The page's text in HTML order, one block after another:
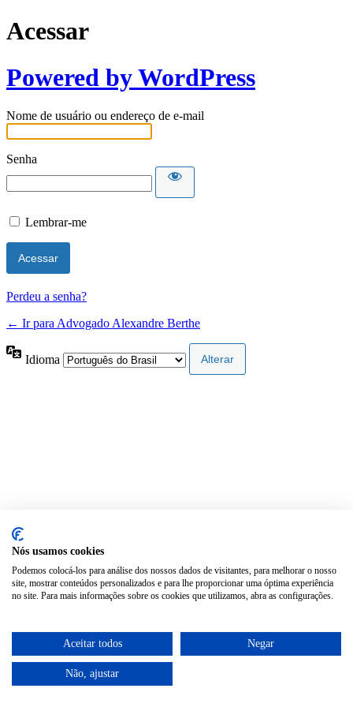
Acessar
Powered by WordPress
Nome de usuário ou endereço de e-mail
Senha
Lembrar-me
Perdeu a senha?
← Ir para Advogado Alexandre Berthe
Idioma
Nós usamos cookies
Podemos colocá-los para análise dos nossos dados de visitantes, para melhorar o nosso
site, mostrar conteúdos personalizados e para lhe proporcionar uma óptima experiência
no site. Para mais informações sobre os cookies que utilizamos, abra as configurações.
Aceitar todos Negar
Não, ajustar